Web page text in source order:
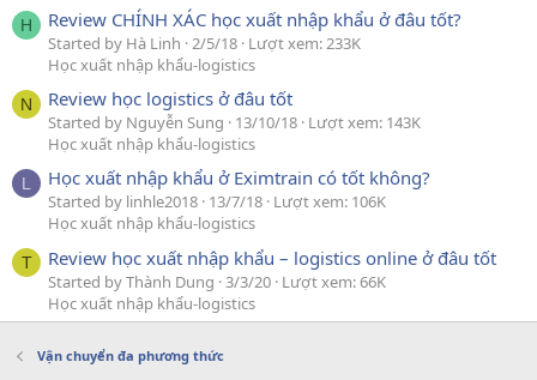
H Review CHÍNH XÁC học xuất nhập khẩu ở đâu tốt?
Started by Hà Linh 2/5/18 Lượt xem: 233K
Học xuất nhập khẩu-logistics
N Review học logistics ở đâu tốt
Started by Nguyễn Sung 13/10/18 Lượt xem: 143K
Học xuất nhập khẩu-logistics
L Học xuất nhập khẩu ở Eximtrain có tốt không?
Started by linhle2018 13/7/18 Lượt xem: 106K
Học xuất nhập khẩu-logistics
T Review học xuất nhập khẩu – logistics online ở đâu tốt
Started by Thành Dung 3/3/20 Lượt xem: 66K
Học xuất nhập khẩu-logistics
Vận chuyển đa phương thức